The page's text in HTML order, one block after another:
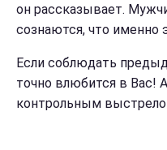
он рассказывает.
сознаются, что именно
Если соблюдать
точно влюбится в Вас!
контрольным